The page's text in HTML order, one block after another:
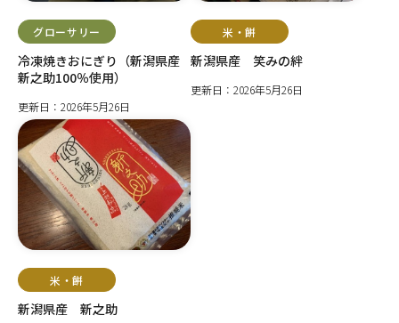
グローサリー
冷凍焼きおにぎり（新潟県産
新之助100％使用）
更新日：2026年5月26日
米・餅
新潟県産 笑みの絆
更新日：2026年5月26日
米・餅
新潟県産 新之助